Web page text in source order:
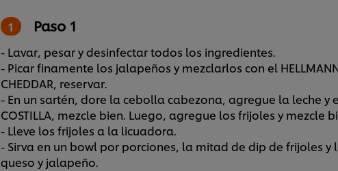
Paso 1
- Lavar, pesar y desinfectar todos los ingredientes.
- Picar finamente los jalapeños y mezclarlos con el
CHEDDAR, reservar.
- En un sartén, dore la cebolla cabezona, agregue la leche y el
COSTILLA, mezcle bien. Luego, agregue los frijoles y mezcle
- Lleve los frijoles a la licuadora.
- Sirva en un bowl por porciones, la mitad de dip de frijoles
queso y jalapeño.